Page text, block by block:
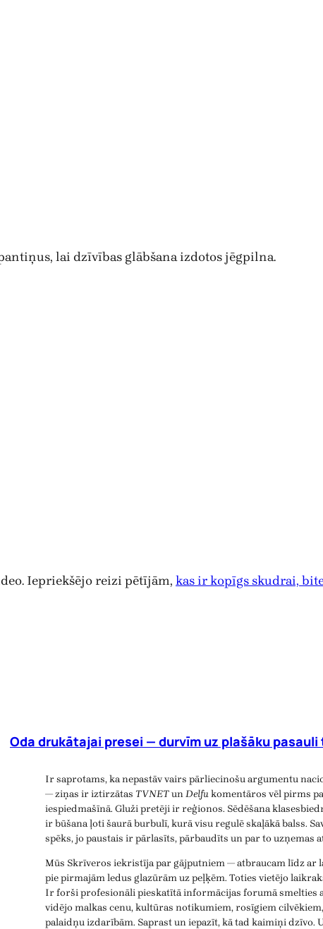
lai dzīvības glābšana izdotos jēgpilna.
Iepriekšējo reizi pētījām, kas ir kopīgs skudrai,
Oda drukātajai presei — durvīm uz plašāku
Ir saprotams, ka nepastāv vairs pārliecinošu argumentu
— ziņas ir iztirzātas TVNETunDelfukomentāros vēl pirms
iespiedmašīnā. Gluži pretēji ir reģionos. Sēdēšana
ir būšana ļoti šaurā burbulī, kurā visu regulē skaļākā balss.
spēks, jo paustais ir pārlasīts, pārbaudīts un par to uzņemas
Mūs Skrīveros iekristīja par gājputniem — atbraucam līdz ar
pie pirmajām ledus glazūrām uz peļķēm. Toties vietējo
Ir forši profesionāli pieskatītā informācijas forumā smelties
vidējo malkas cenu, kultūras notikumiem, rosīgiem
palaidņu izdarībām. Saprast un iepazīt, kā tad kaimiņi dzīvo.